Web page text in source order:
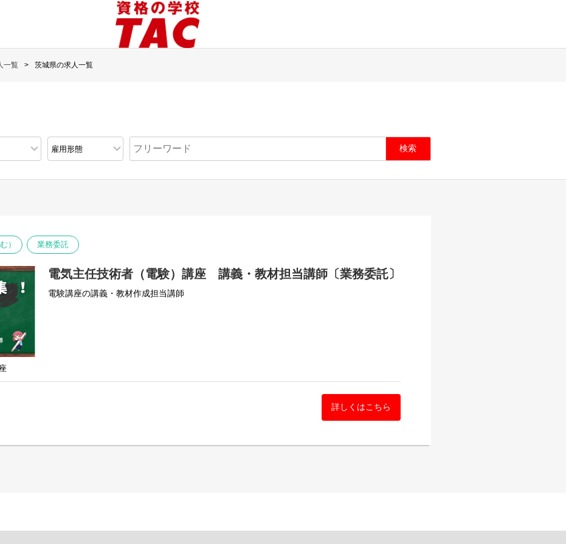
一覧 茨城県の求人一覧
） 業務委託
電気主任技術者（電験）講座 講義・教材担当講師〔業務委託〕
電験講座の講義・教材作成担当講師
詳しくはこちら